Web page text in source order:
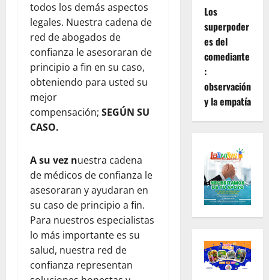
todos los demás aspectos
legales. Nuestra cadena de
red de abogados de
confianza le asesoraran de
principio a fin en su caso,
obteniendo para usted su
mejor
compensación; SEGÚN SU
CASO.
A su vez nuestra cadena
de médicos de confianza le
asesoraran y ayudaran en
su caso de principio a fin.
Para nuestros especialistas
lo más importante es su
salud, nuestra red de
confianza representan
Los
superpoder
es del
comediante
:
observación
y la empatía